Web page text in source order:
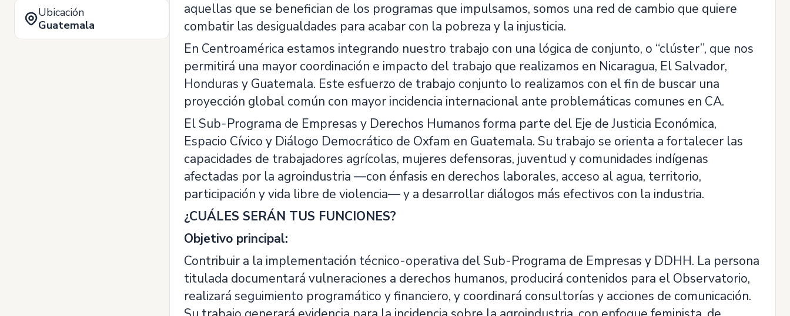
Ubicación
Guatemala
aquellas que se benefician de los programas que impulsamos, somos una red de cambio que quiere
combatir las desigualdades para acabar con la pobreza y la injusticia.
En Centroamérica estamos integrando nuestro trabajo con una lógica de conjunto, o “clúster”, que nos
permitirá una mayor coordinación e impacto del trabajo que realizamos en Nicaragua, El Salvador,
Honduras y Guatemala. Este esfuerzo de trabajo conjunto lo realizamos con el fin de buscar una
proyección global común con mayor incidencia internacional ante problemáticas comunes en CA.
El Sub-Programa de Empresas y Derechos Humanos forma parte del Eje de Justicia Económica,
Espacio Cívico y Diálogo Democrático de Oxfam en Guatemala. Su trabajo se orienta a fortalecer las
capacidades de trabajadores agrícolas, mujeres defensoras, juventud y comunidades indígenas
afectadas por la agroindustria —con énfasis en derechos laborales, acceso al agua, territorio,
participación y vida libre de violencia— y a desarrollar diálogos más efectivos con la industria.
¿CUÁLES SERÁN TUS FUNCIONES?
Objetivo principal:
Contribuir a la implementación técnico-operativa del Sub-Programa de Empresas y DDHH. La persona
titulada documentará vulneraciones a derechos humanos, producirá contenidos para el Observatorio,
realizará seguimiento programático y financiero, y coordinará consultorías y acciones de comunicación.